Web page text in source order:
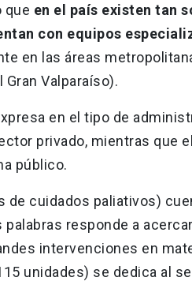
que en el país existen tan
con equipos
en las áreas
Valparaíso).
en el tipo de
privado, mientras que
público.
de cuidados paliativos)
responde a
intervenciones en
unidades) se dedica al